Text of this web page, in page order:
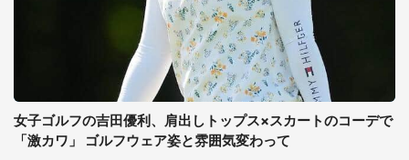
女子ゴルフの吉田優利、肩出しトップス×スカートのコーデで
「激カワ」 ゴルフウェア姿と雰囲気変わって